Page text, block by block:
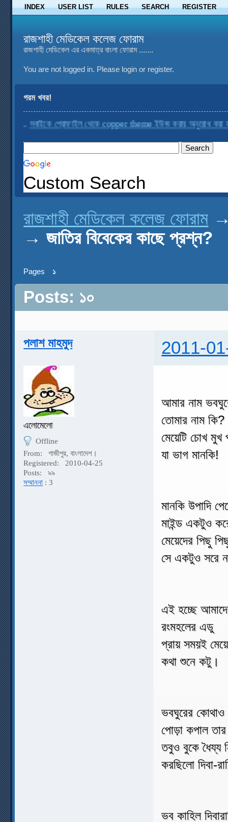
INDEX USER LIST RULES SEARCH REGISTER
রাজশাহী মেডিকেল কলেজ ফোরাম
রাজশাহী মেডিকেল এর একমাত্র বাংলা ফোরাম .......
You are not logged in. Please login or register.
গরম খবর!
সবাইকে প্রোফাইল থেকে copper theme ইউজ করার অনুরোধ করা হচ্ছে ....
Custom Search
রাজশাহী মেডিকেল কলেজ ফোরাম
→জাতির বিবেকের কাছে প্রশ্ন?
Pages ১
Posts: ১০
পলাশ মাহমুদ 2011-
এলোমেলো
Offline
From:
গাজীপুর, বাংলাদেশ।
Registered:
2010-04-25
Posts:
৯৯
সম্মাননা : 3
আমার নাম
তোমার নাম কি?
মেয়েটি চোখ মুখ
যা ভাগ মানকি!
মানকি উপাদি
মাইন্ড একটুও
মেয়েদের পিছু
সে একটুও সরে
এই হচ্ছে
রংমহলের এডু
প্রায় সময়ই
কথা শুনে কটু।
ভবঘুরের কোথাও
পোড়া কপাল তার
তবুও বুকে ধৈয্য
করছিলো দিবা-
ভব কাহিল